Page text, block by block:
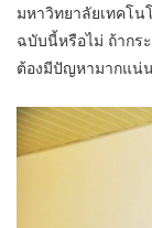
มหาวิทยาลัยเทคโน
ฉบับนี้หรือไม่ ถ้ากร
ต้องมีปัญหามากแน่